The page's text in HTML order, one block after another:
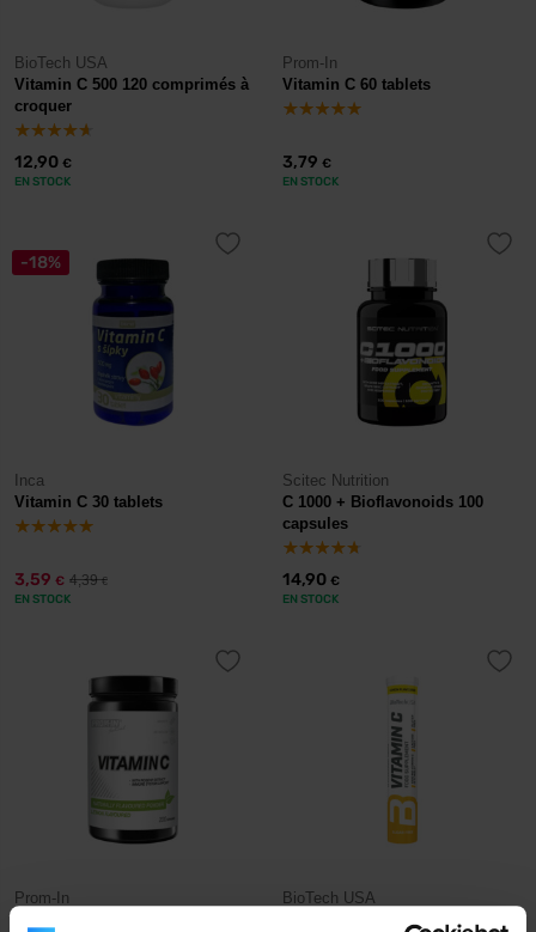
BioTech USA
Vitamin C 500 120 comprimés à
croquer
12,90 €
EN STOCK
Prom-In
Vitamin C 60 tablets
3,79 €
EN STOCK
-18%
Inca
Vitamin C 30 tablets
3,59 € 4,39€
EN STOCK
Scitec Nutrition
C 1000 + Bioflavonoids 100
capsules
14,90 €
EN STOCK
Prom-In
BioTech USA
Vitamin C effervescent tablets